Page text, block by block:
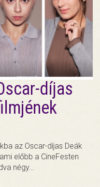
díjas
az Oscar-díjas Deák
előbb a CineFesten
négy…